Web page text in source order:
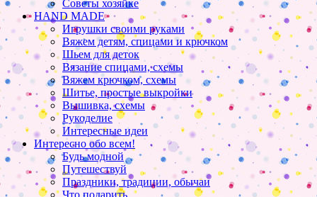
Советы хозяйке
HAND MADE
Игрушки своими руками
Вяжем детям, спицами и крючком
Шьем для деток
Вязание спицами, схемы
Вяжем крючком, схемы
Шитье, простые выкройки
Вышивка, схемы
Рукоделие
Интересные идеи
Интересно обо всем!
Будь модной
Путешествуй
Праздники, традиции, обычаи
Что подарить